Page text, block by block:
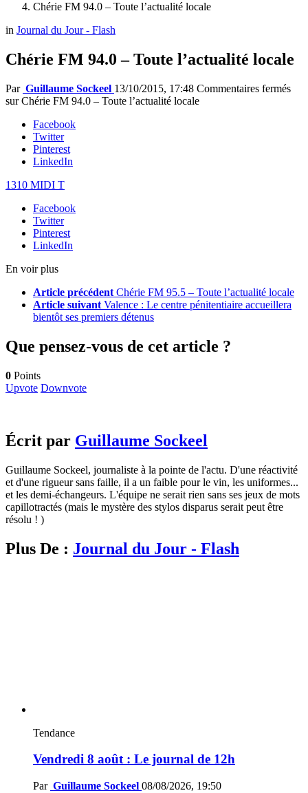
Chérie FM 94.0 – Toute l’actualité locale
in Journal du Jour - Flash
Chérie FM 94.0 – Toute l’actualité locale
Par Guillaume Sockeel 13/10/2015, 17:48 Commentaires fermés
sur Chérie FM 94.0 – Toute l’actualité locale
Facebook
Twitter
Pinterest
LinkedIn
1310 MIDI T
Facebook
Twitter
Pinterest
LinkedIn
En voir plus
Article précédent Chérie FM 95.5 – Toute l’actualité locale
Article suivant Valence : Le centre pénitentiaire accueillera
bientôt ses premiers détenus
Que pensez-vous de cet article ?
0 Points
Upvote Downvote
Écrit par Guillaume Sockeel
Guillaume Sockeel, journaliste à la pointe de l'actu. D'une réactivité
et d'une rigueur sans faille, il a un faible pour le vin, les uniformes...
et les demi-échangeurs. L'équipe ne serait rien sans ses jeux de mots
capillotractés (mais le mystère des stylos disparus serait peut être
résolu ! )
Plus De : Journal du Jour - Flash
Tendance
Vendredi 8 août : Le journal de 12h
Par Guillaume Sockeel 08/08/2026, 19:50